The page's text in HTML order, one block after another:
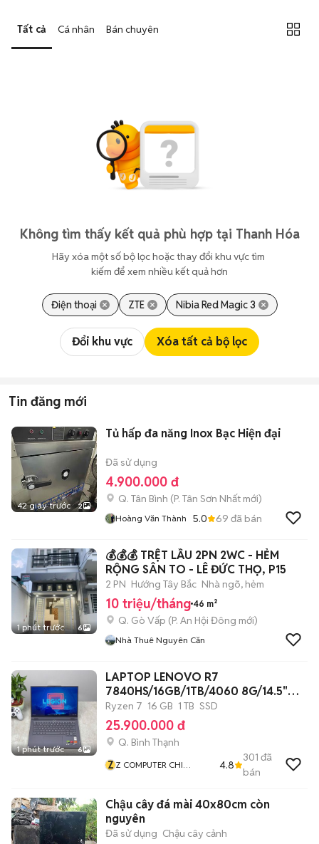
Tất cả Cá nhân Bán chuyên
Không tìm thấy kết quả phù hợp tại Thanh Hóa
Hãy xóa một số bộ lọc hoặc thay đổi khu vực tìm
kiếm để xem nhiều kết quả hơn
Điện thoại ZTE Nibia Red Magic 3
Đổi khu vực Xóa tất cả bộ lọc
Tin đăng mới
42 giây trước 2
Tủ hấp đa năng Inox Bạc Hiện đại
Đã sử dụng
4.900.000 đ
Q. Tân Bình (P. Tân Sơn Nhất mới)
Hoàng Văn Thành 5.0 69 đã bán
1 phút trước 6
💰💰💰 TRỆT LẦU 2PN 2WC - HẺM
RỘNG SÂN TO - LÊ ĐỨC THỌ, P15
2 PN Hướng Tây Bắc Nhà ngõ, hẻm
10 triệu/tháng 46 m²
Q. Gò Vấp (P. An Hội Đông mới)
Nhà Thuê Nguyên Căn
1 phút trước 6
LAPTOP LENOVO R7
7840HS/16GB/1TB/4060 8G/14.5"
2K8
Ryzen 7 16 GB 1 TB SSD
25.900.000 đ
Q. Bình Thạnh
ZZ COMPUTER CHI
4.8
301 đã
bán
Chậu cây đá mài 40x80cm còn
nguyên
Đã sử dụng Chậu cây cảnh